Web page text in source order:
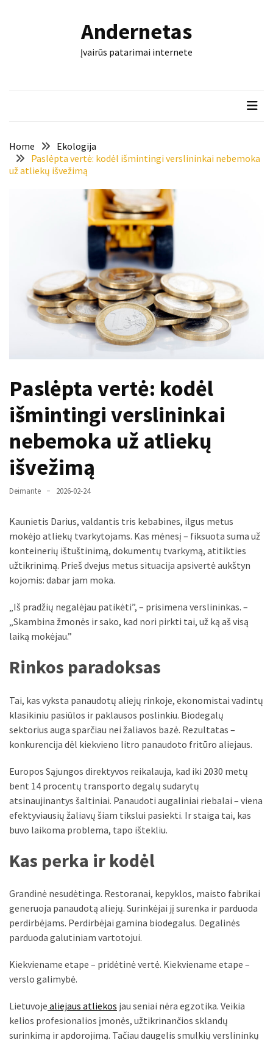
trinkelės
tarnaus
paplitę
balionui:
detalė,
kurios
svarbos
nereikėtų
nuvertinti
Trys
pakeistos
bildesys
liko:
kaip
atpažinti,
gedimo
niekas
neieškojo
Krovinių
Suomijos:
kiek
laiko
tikrųjų
trunka
pristatymas?
CATEGORIES
Patarimai
(96)
Prekės
Paslaugos
Namai
(38)
Andernetas
Įvairūs patarimai internete
Home
Ekologija
Paslėpta vertė: kodėl išmintingi verslininkai nebemoka
už atliekų išvežimą
Paslėpta vertė: kodėl
išmintingi verslininkai
nebemoka už atliekų
išvežimą
Deimante 2026-02-24
Kaunietis Darius, valdantis tris kebabines, ilgus metus
mokėjo atliekų tvarkytojams. Kas mėnesį – fiksuota suma už
konteinerių ištuštinimą, dokumentų tvarkymą, atitikties
užtikrinimą. Prieš dvejus metus situacija apsivertė aukštyn
kojomis: dabar jam moka.
„Iš pradžių negalėjau patikėti”, – prisimena verslininkas. –
„Skambina žmonės ir sako, kad nori pirkti tai, už ką aš visą
laiką mokėjau.”
Rinkos paradoksas
Tai, kas vyksta panaudotų aliejų rinkoje, ekonomistai vadintų
klasikiniu pasiūlos ir paklausos poslinkiu. Biodegalų
sektorius auga sparčiau nei žaliavos bazė. Rezultatas –
konkurencija dėl kiekvieno litro panaudoto fritūro aliejaus.
Europos Sąjungos direktyvos reikalauja, kad iki 2030 metų
bent 14 procentų transporto degalų sudarytų
atsinaujinantys šaltiniai. Panaudoti augaliniai riebalai – viena
efektyviausių žaliavų šiam tikslui pasiekti. Ir staiga tai, kas
buvo laikoma problema, tapo ištekliu.
Kas perka ir kodėl
Grandinė nesudėtinga. Restoranai, kepyklos, maisto fabrikai
generuoja panaudotą aliejų. Surinkėjai jį surenka ir parduoda
perdirbėjams. Perdirbėjai gamina biodegalus. Degalinės
parduoda galutiniam vartotojui.
Kiekviename etape – pridėtinė vertė. Kiekviename etape –
verslo galimybė.
Lietuvoje aliejaus atliekos jau seniai nėra egzotika. Veikia
kelios profesionalios įmonės, užtikrinančios sklandų
surinkimą ir apdorojimą. Tačiau daugelis smulkių verslininkų